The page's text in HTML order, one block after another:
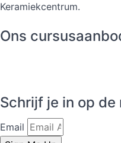
Keramiekcentrum.
Ons
Schrijf je in op
Email